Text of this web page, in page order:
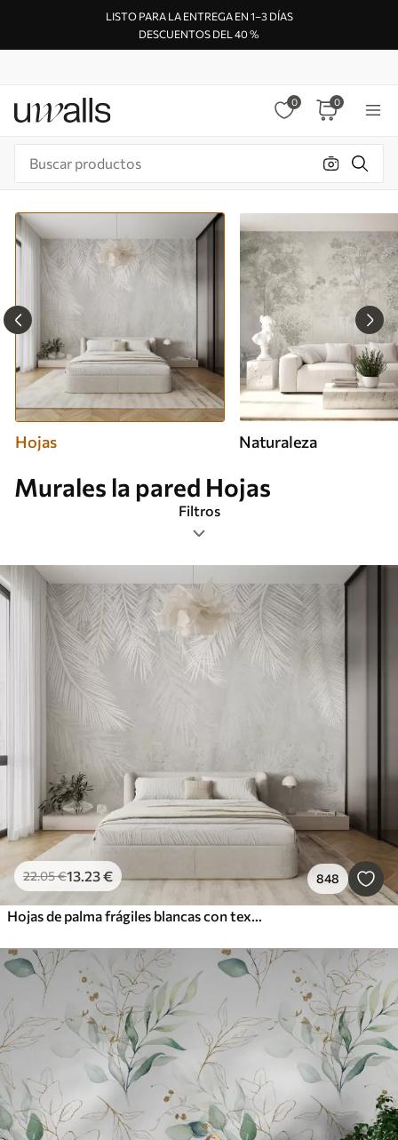
LISTO PARA LA ENTREGA EN 1–3 DÍAS
DESCUENTOS DEL 40 %
0 0
Hojas Naturaleza
Murales la pared Hojas
Filtros
Etiquetas
Formato de imagen
Paleta de colores
Inteligente
22.05€13.23€ 848
Hojas de palma frágiles blancas con textura grunge